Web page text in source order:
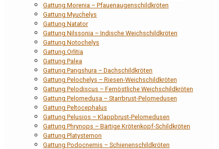
Gattung Morenia – Pfauenaugenschildkröten
Gattung Myuchelys
Gattung Natator
Gattung Nilssonia – Indische Weichschildkröten
Gattung Notochelys
Gattung Orlitia
Gattung Palea
Gattung Pangshura – Dachschildkröten
Gattung Pelochelys – Riesen-Weichschildkröten
Gattung Pelodiscus – Fernöstliche Weichschildkröten
Gattung Pelomedusa – Starrbrust-Pelomedusen
Gattung Peltocephalus
Gattung Pelusios – Klappbrust-Pelomedusen
Gattung Phrynops – Bärtige Krötenkopf-Schildkröten
Gattung Platysternon
Gattung Podocnemis – Schienenschildkröten